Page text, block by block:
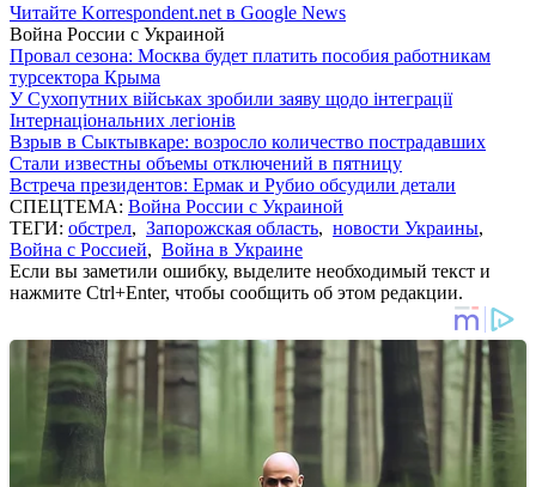
Читайте Korrespondent.net в Google News
Война России с Украиной
Провал сезона: Москва будет платить пособия работникам
турсектора Крыма
У Сухопутних військах зробили заяву щодо інтеграції
Інтернаціональних легіонів
Взрыв в Сыктывкаре: возросло количество пострадавших
Стали известны объемы отключений в пятницу
Встреча президентов: Ермак и Рубио обсудили детали
СПЕЦТЕМА: Война России с Украиной
ТЕГИ: обстрел, Запорожская область, новости Украины,
Война с Россией, Война в Украине
Если вы заметили ошибку, выделите необходимый текст и
нажмите Ctrl+Enter, чтобы сообщить об этом редакции.